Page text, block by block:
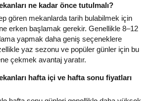
ne kadar önce tutulmalı?
gören mekanlarda tarih bulabilmek için
erken başlamak gerekir. Genellikle 8–12
yapmak daha geniş seçeneklere
yaz sezonu ve popüler günler için bu
çekmek avantaj yaratır.
hafta içi ve hafta sonu fiyatları